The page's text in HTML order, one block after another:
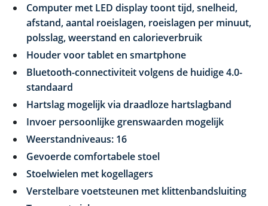
Computer met LED display toont tijd, snelheid,
afstand, aantal roeislagen, roeislagen per minuut,
polsslag, weerstand en calorieverbruik
Houder voor tablet en smartphone
Bluetooth-connectiviteit volgens de huidige 4.0-
standaard
Hartslag mogelijk via draadloze hartslagband
Invoer persoonlijke grenswaarden mogelijk
Weerstandniveaus: 16
Gevoerde comfortabele stoel
Stoelwielen met kogellagers
Verstelbare voetsteunen met klittenbandsluiting